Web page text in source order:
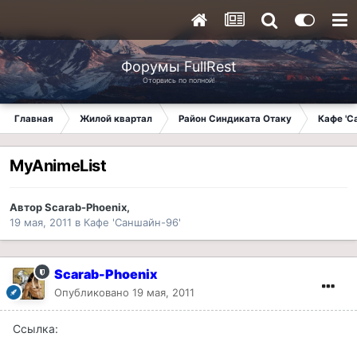
Форумы FullRest
Оторвись по полной!
Главная Жилой квартал Район Синдиката Отаку Кафе
MyAnimeList
АвторScarab-Phoenix,
19 мая, 2011 в Кафе 'Саншайн-96'
Scarab-Phoenix
Опубликовано 19 мая, 2011
Ссылка: